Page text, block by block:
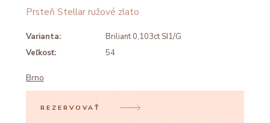
Prsteň Stellar ružové zlato
Varianta:
Briliant 0,103ct SI1/G
Veľkosť:
54
Brno
REZERVOVAŤ